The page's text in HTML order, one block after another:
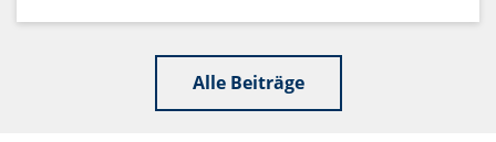
Alle Beiträge